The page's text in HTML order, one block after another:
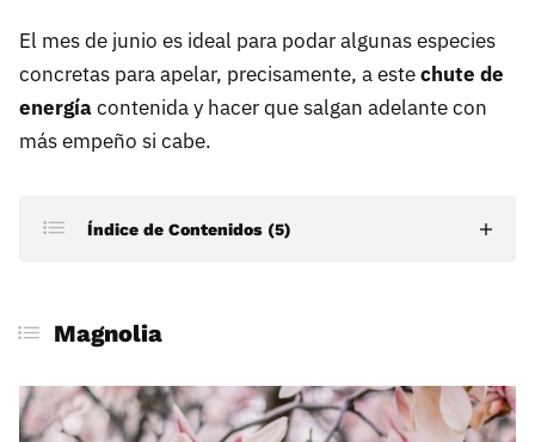
El mes de junio es ideal para podar algunas especies
concretas para apelar, precisamente, a estechute de
energíacontenida y hacer que salgan adelante con
más empeño si cabe.
Índice de Contenidos (5)
Lilas
Boj
Ciprés
Magnolia